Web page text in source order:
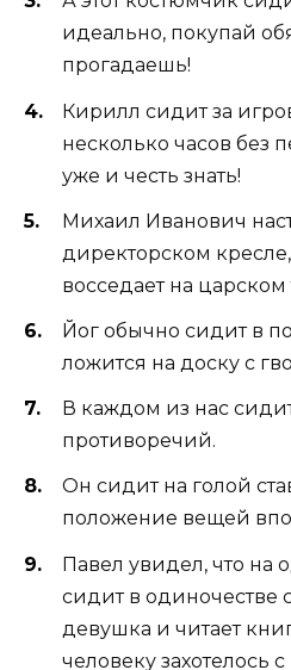
идеально, покупай
прогадаешь!
Кирилл сидит за
несколько часов без
уже и честь знать!
Михаил Иванович
директорском кресле,
восседает на царском
Йог обычно сидит в
ложится на доску с
В каждом из нас
противоречий.
Он сидит на голой
положение вещей
Павел увидел, что на
сидит в одиночестве
девушка и читает
человеку захотелось